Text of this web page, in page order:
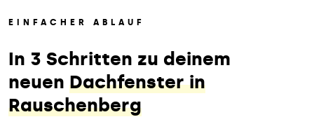
EINFACHER ABLAUF
In 3 Schritten zu deinem
neuen Dachfenster in
Rauschenberg